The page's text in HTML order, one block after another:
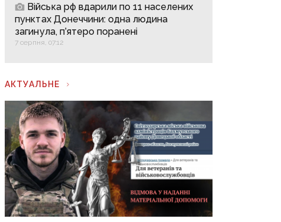
Війська рф вдарили по 11 населених
пунктах Донеччини: одна людина
загинула, п’ятеро поранені
7 серпня, 07:12
АКТУАЛЬНЕ